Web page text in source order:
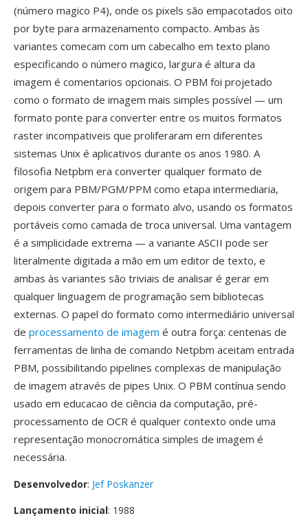
(número magico P4), onde os pixels são empacotados oito
por byte para armazenamento compacto. Ambas às
variantes comecam com um cabecalho em texto plano
especificando o número magico, largura é altura da
imagem é comentarios opcionais. O PBM foi projetado
como o formato de imagem mais simples possível — um
formato ponte para converter entre os muitos formatos
raster incompativeis que proliferaram em diferentes
sistemas Unix é aplicativos durante os anos 1980. A
filosofia Netpbm era converter qualquer formato de
origem para PBM/PGM/PPM como etapa intermediaria,
depois converter para o formato alvo, usando os formatos
portáveis como camada de troca universal. Uma vantagem
é a simplicidade extrema — a variante ASCII pode ser
literalmente digitada a mão em um editor de texto, e
ambas às variantes são triviais de analisar é gerar em
qualquer linguagem de programação sem bibliotecas
externas. O papel do formato como intermediário universal
de processamento de imagem é outra força: centenas de
ferramentas de linha de comando Netpbm aceitam entrada
PBM, possibilitando pipelines complexas de manipulação
de imagem através de pipes Unix. O PBM contínua sendo
usado em educacao de ciência da computação, pré-
processamento de OCR é qualquer contexto onde uma
representação monocromática simples de imagem é
necessária.
Desenvolvedor: Jef Poskanzer
Lançamento inicial: 1988